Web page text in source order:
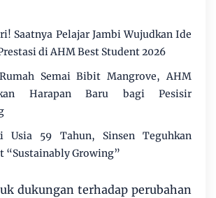
Saatnya Pelajar Jambi Wujudkan Ide
di AHM Best Student 2026
Semai Bibit Mangrove, AHM
Harapan Baru bagi Pesisir
Usia 59 Tahun, Sinsen Teguhkan
“Sustainably Growing”
dukungan terhadap perubahan